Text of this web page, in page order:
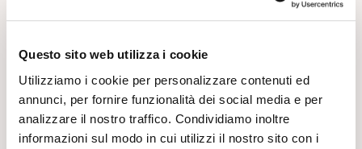
Questo sito web utilizza i cookie
Utilizziamo i cookie per personalizzare contenuti ed
annunci, per fornire funzionalità dei social media e per
analizzare il nostro traffico. Condividiamo inoltre
informazioni sul modo in cui utilizzi il nostro sito con i
Approfondimenti